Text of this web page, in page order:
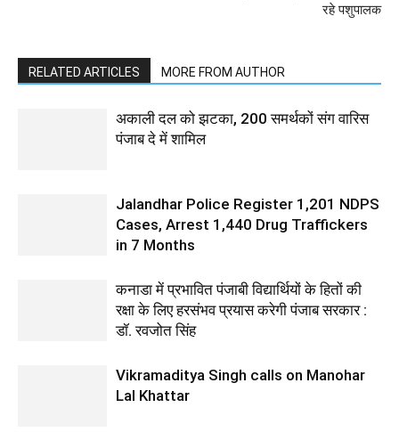
रहे पशुपालक
RELATED ARTICLES MORE FROM AUTHOR
अकाली दल को झटका, 200 समर्थकों संग वारिस
पंजाब दे में शामिल
Jalandhar Police Register 1,201 NDPS
Cases, Arrest 1,440 Drug Traffickers
in 7 Months
कनाडा में प्रभावित पंजाबी विद्यार्थियों के हितों की
रक्षा के लिए हरसंभव प्रयास करेगी पंजाब सरकार :
डॉ. रवजोत सिंह
Vikramaditya Singh calls on Manohar
Lal Khattar